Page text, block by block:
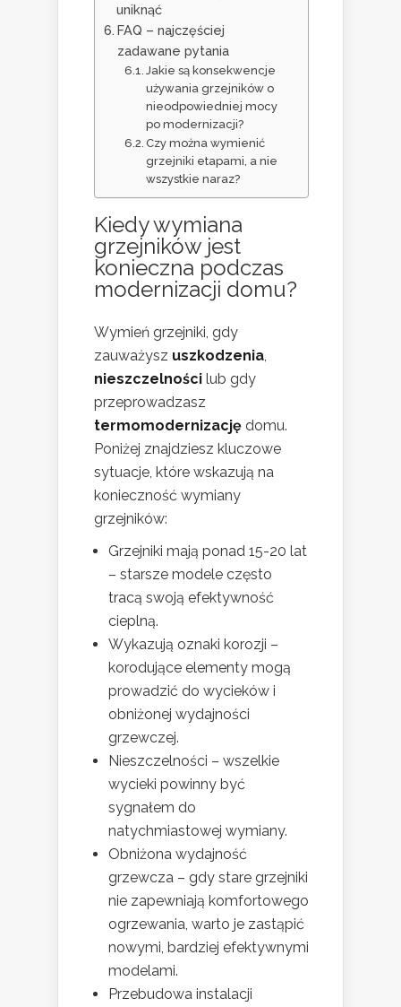
uniknąć
FAQ – najczęściej
zadawane pytania
Jakie są konsekwencje
używania grzejników o
nieodpowiedniej mocy
po modernizacji?
Czy można wymienić
grzejniki etapami, a nie
wszystkie naraz?
Kiedy wymiana
grzejników jest
konieczna podczas
modernizacji domu?
Wymień grzejniki, gdy
zauważysz uszkodzenia,
nieszczelności lub gdy
przeprowadzasz
termomodernizację domu.
Poniżej znajdziesz kluczowe
sytuacje, które wskazują na
konieczność wymiany
grzejników:
Grzejniki mają ponad 15-20 lat
– starsze modele często
tracą swoją efektywność
cieplną.
Wykazują oznaki korozji –
korodujące elementy mogą
prowadzić do wycieków i
obniżonej wydajności
grzewczej.
Nieszczelności – wszelkie
wycieki powinny być
sygnałem do
natychmiastowej wymiany.
Obniżona wydajność
grzewcza – gdy stare grzejniki
nie zapewniają komfortowego
ogrzewania, warto je zastąpić
nowymi, bardziej efektywnymi
modelami.
Przebudowa instalacji